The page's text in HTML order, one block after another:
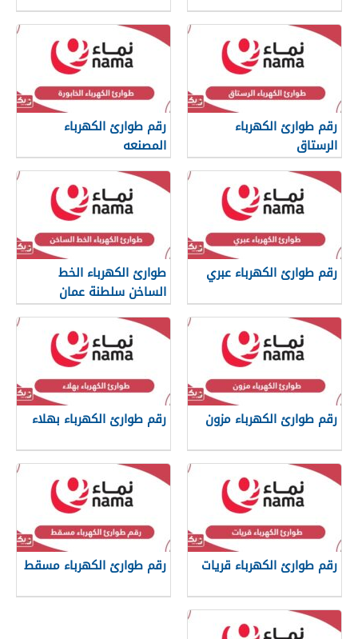
رقم طوارئ الكهرباء
الرستاق
رقم طوارئ الكهرباء
المصنعه
رقم طوارئ الكهرباء عبري
طوارئ الكهرباء الخط
الساخن سلطنة عمان
رقم طوارئ الكهرباء مزون رقم طوارئ الكهرباء بهلاء
رقم طوارئ الكهرباء قريات رقم طوارئ الكهرباء مسقط